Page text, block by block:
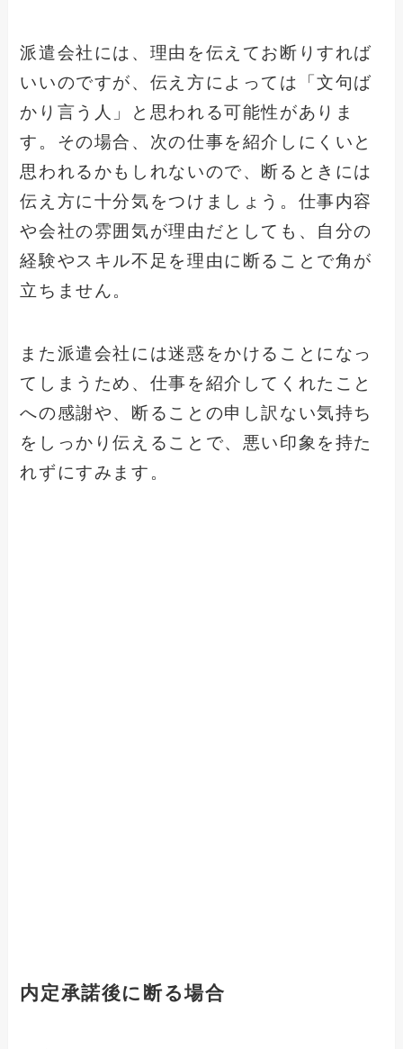
派遣会社には、理由を伝えてお断りすれば
いいのですが、伝え方によっては「文句ば
かり言う人」と思われる可能性がありま
す。その場合、次の仕事を紹介しにくいと
思われるかもしれないので、断るときには
伝え方に十分気をつけましょう。仕事内容
や会社の雰囲気が理由だとしても、自分の
経験やスキル不足を理由に断ることで角が
立ちません。
また派遣会社には迷惑をかけることになっ
てしまうため、仕事を紹介してくれたこと
への感謝や、断ることの申し訳ない気持ち
をしっかり伝えることで、悪い印象を持た
れずにすみます。
内定承諾後に断る場合